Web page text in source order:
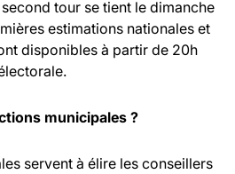
tour se tient le dimanche
estimations nationales et
disponibles à partir de 20h
municipales ?
servent à élire les conseillers